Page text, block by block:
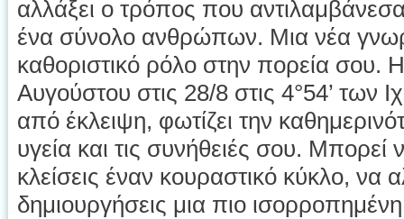
αλλάξει ο τρόπος που
ένα σύνολο ανθρώπων. Μια νέα
καθοριστικό ρόλο στην πορεία σου.
Αυγούστου στις 28/8 στις 4°54’ των
από έκλειψη, φωτίζει την
υγεία και τις συνήθειές σου. Μπορεί
κλείσεις έναν κουραστικό κύκλο, να
δημιουργήσεις μια πιο